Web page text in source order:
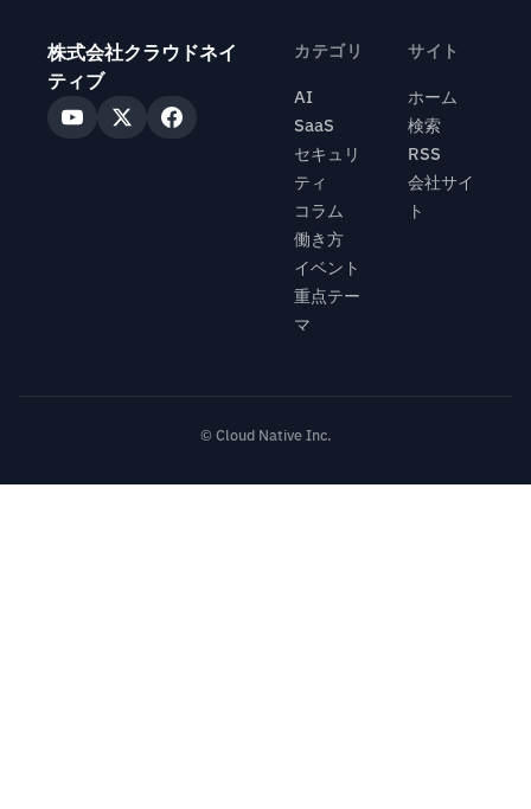
株式会社クラウドネイ
ティブ
カテゴリ
AI
SaaS
セキュリ
ティ
コラム
働き方
イベント
重点テー
マ
サイト
ホーム
検索
RSS
会社サイ
ト
© Cloud Native Inc.